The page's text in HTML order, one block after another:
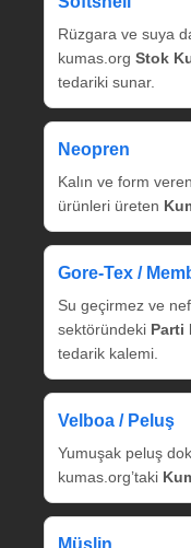
Rüzgara ve suya
kumas.org Stok
tedariki sunar.
Neopren
Kalın ve form
ürünleri üreten
Gore‑Tex /
Su geçirmez ve
sektöründeki Parti
tedarik kalemi.
Velboa / Peluş
Yumuşak peluş
kumas.org’taki